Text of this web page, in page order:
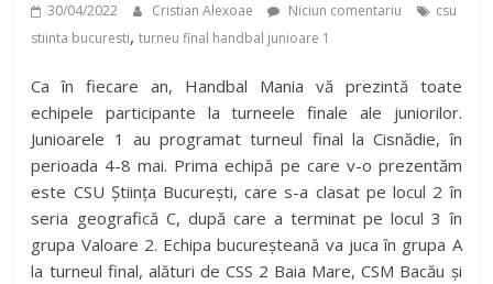
30/04/2022 Cristian Alexoae Niciun comentariu
csu
stiinta bucuresti,turneu final handbal junioare 1
Ca în fiecare an, Handbal Mania vă prezintă toate
echipele participante la turneele finale ale juniorilor.
Junioarele 1 au programat turneul final la Cisnădie, în
perioada 4-8 mai. Prima echipă pe care v-o prezentăm
este CSU Știința București, care s-a clasat pe locul 2 în
seria geografică C, după care a terminat pe locul 3 în
grupa Valoare 2. Echipa bucureșteană va juca în grupa A
la turneul final, alături de CSS 2 Baia Mare, CSM Bacău și